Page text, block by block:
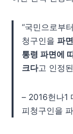
“국민으로부
청구인을 파
통령 파면에
크다고 인정
– 2016헌나1
피청구인을